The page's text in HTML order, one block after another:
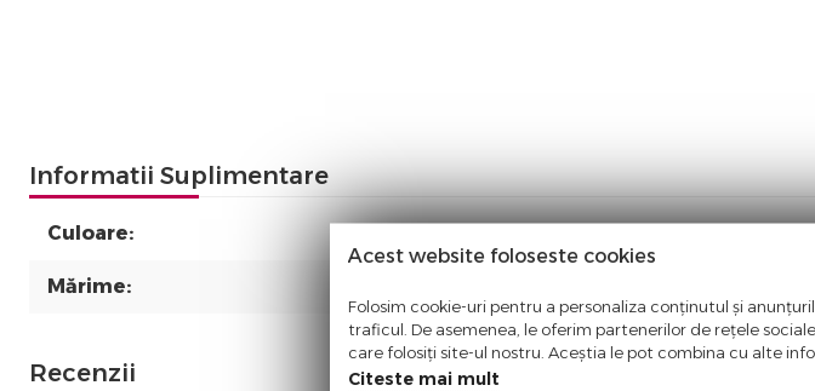
Informatii Suplimentare
Culoare:
Mărime:
Recenzii
Acest website foloseste cookies
Folosim cookie-uri pentru a personaliza conținutul și
traficul. De asemenea, le oferim partenerilor de rețele
care folosiți site-ul nostru. Aceștia le pot combina cu alte
Citeste mai mult